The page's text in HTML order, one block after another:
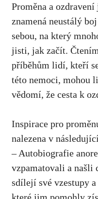
Proměna a
znamená neustálý
sebou, ⁢na který
jisti,‍ jak⁢ začít.
příběhům‌ lidí, kteří
této nemoci, mohou‍
vědomí, že cesta k
Inspirace pro
⁤nalezena v
– Autobiografie
vzpamatovali a našli
sdílejí své vzestupy